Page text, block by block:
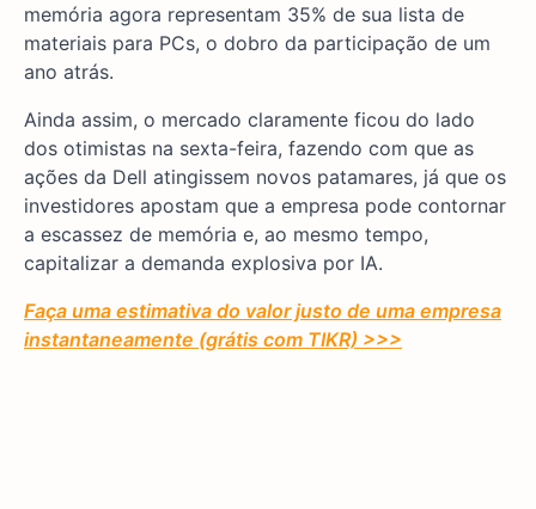
memória agora representam 35% de sua lista de
materiais para PCs, o dobro da participação de um
ano atrás.
Ainda assim, o mercado claramente ficou do lado
dos otimistas na sexta-feira, fazendo com que as
ações da Dell atingissem novos patamares, já que os
investidores apostam que a empresa pode contornar
a escassez de memória e, ao mesmo tempo,
capitalizar a demanda explosiva por IA.
Faça uma estimativa do valor justo de uma empresa
instantaneamente (grátis com TIKR) >>>